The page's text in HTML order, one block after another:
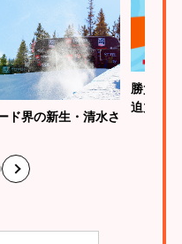
ド界の新生・清水さ
勝負は
迫力